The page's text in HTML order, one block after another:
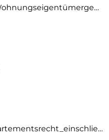
Periodische Beiträge der Wohnungseigentümergemeinschaft
Fragebogen_Verkauf_Appartementsrecht_einschließlich_VVE-Checkliste_-_2023